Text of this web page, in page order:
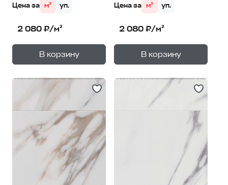
Цена за м² уп.
2 080 ₽/м²
В корзину
— 1уп.
Цена за м² уп.
2 080 ₽/м²
В корзину
— 1уп.